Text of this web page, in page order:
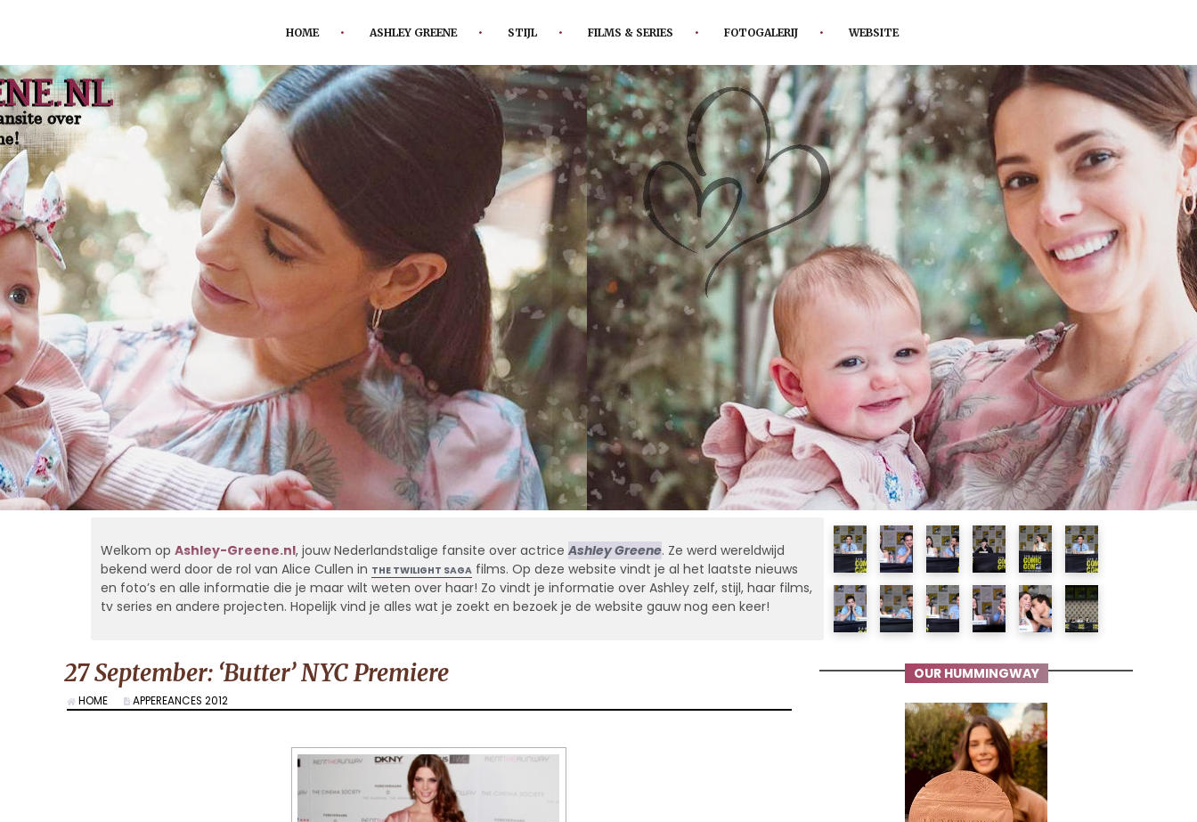
HOME ASHLEY GREENE STIJL FILMS & SERIES FOTOGALERIJ WEBSITE
Welkom op Ashley-Greene.nl, jouw Nederlandstalige fansite over actriceAshley Greene. Ze werd wereldwijd
bekend werd door de rol van Alice Cullen in THE TWILIGHT SAGAfilms. Op deze website vindt je al het laatste nieuws
en foto’s en alle informatie die je maar wilt weten over haar! Zo vindt je informatie over Ashley zelf, stijl, haar films,
tv series en andere projecten. Hopelijk vind je alles wat je zoekt en bezoek je de website gauw nog een keer!
OUR HUMMINGWAY
27 September: ‘Butter’ NYC Premiere
HOME APPEREANCES 2012